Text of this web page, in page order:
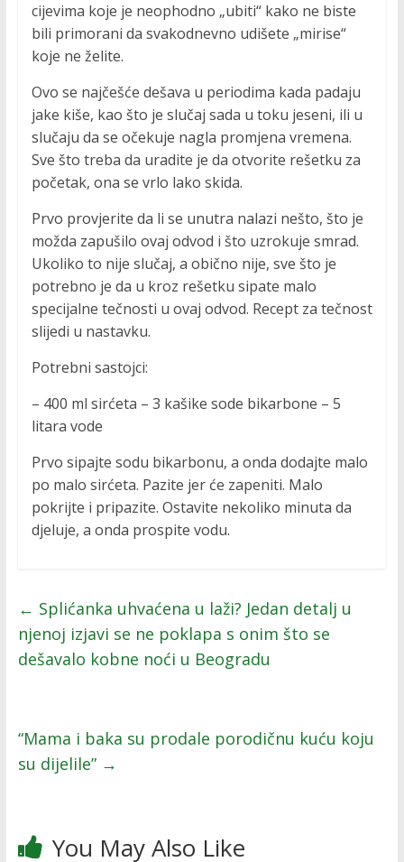
cijevima koje je neophodno „ubiti“ kako ne biste
bili primorani da svakodnevno udišete „mirise“
koje ne želite.
Ovo se najčešće dešava u periodima kada padaju
jake kiše, kao što je slučaj sada u toku jeseni, ili u
slučaju da se očekuje nagla promjena vremena.
Sve što treba da uradite je da otvorite rešetku za
početak, ona se vrlo lako skida.
Prvo provjerite da li se unutra nalazi nešto, što je
možda zapušilo ovaj odvod i što uzrokuje smrad.
Ukoliko to nije slučaj, a obično nije, sve što je
potrebno je da u kroz rešetku sipate malo
specijalne tečnosti u ovaj odvod. Recept za tečnost
slijedi u nastavku.
Potrebni sastojci:
– 400 ml sirćeta – 3 kašike sode bikarbone – 5
litara vode
Prvo sipajte sodu bikarbonu, a onda dodajte malo
po malo sirćeta. Pazite jer će zapeniti. Malo
pokrijte i pripazite. Ostavite nekoliko minuta da
djeluje, a onda prospite vodu.
← Splićanka uhvaćena u laži? Jedan detalj u
njenoj izjavi se ne poklapa s onim što se
dešavalo kobne noći u Beogradu
“Mama i baka su prodale porodičnu kuću koju
su dijelile” →
You May Also Like